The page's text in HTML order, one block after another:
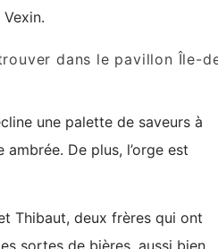
dans le pavillon Île-
une palette de saveurs à
De plus, l’orge est
Thibaut, deux frères qui ont
sortes de bières, aussi bien